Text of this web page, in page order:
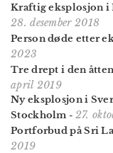
Kraftig eksplosjon i
28. desember 2018
Person døde etter
2023
Tre drept i den
april 2019
Ny eksplosjon i
Stockholm - 27.
Portforbud på Sri
2019